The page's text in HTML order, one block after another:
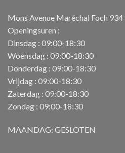
Mons Avenue Maréchal Foch
Openingsuren :
Dinsdag : 09:00-18:30
Woensdag : 09:00-18:30
Donderdag : 09:00-18:30
Vrijdag : 09:00-18:30
Zaterdag : 09:00-18:30
Zondag : 09:00-18:30
MAANDAG: GESLOTEN